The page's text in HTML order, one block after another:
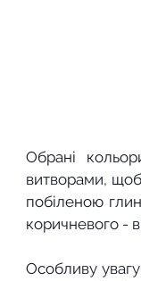
Обрані
витворами,
побіленою
коричневого -
Особливу